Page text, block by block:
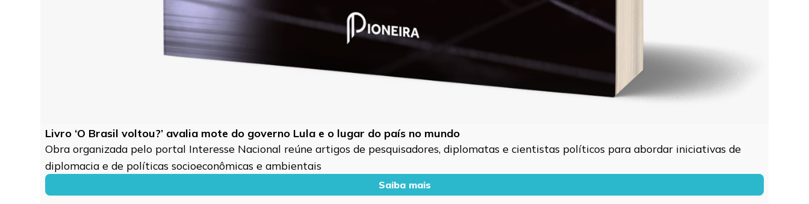
Livro ‘O Brasil voltou?’ avalia mote do governo Lula e o lugar do país no mundo
Obra organizada pelo portal Interesse Nacional reúne artigos de pesquisadores, diplomatas e cientistas políticos para abordar iniciativas de
diplomacia e de políticas socioeconômicas e ambientais
Saiba mais